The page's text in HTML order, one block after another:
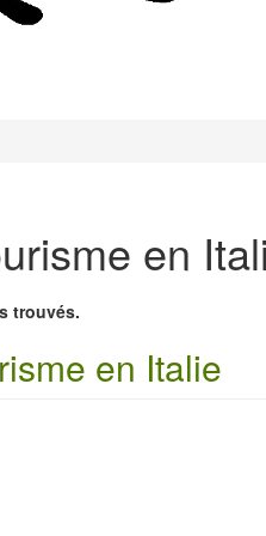
en
trouvés.
en Italie